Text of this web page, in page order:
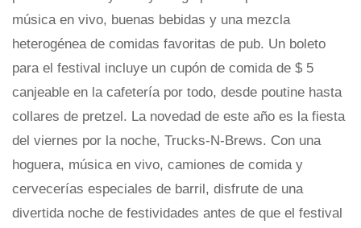
música en vivo, buenas bebidas y una mezcla
heterogénea de comidas favoritas de pub. Un boleto
para el festival incluye un cupón de comida de $ 5
canjeable en la cafetería por todo, desde poutine hasta
collares de pretzel. La novedad de este año es la fiesta
del viernes por la noche, Trucks-N-Brews. Con una
hoguera, música en vivo, camiones de comida y
cervecerías especiales de barril, disfrute de una
divertida noche de festividades antes de que el festival